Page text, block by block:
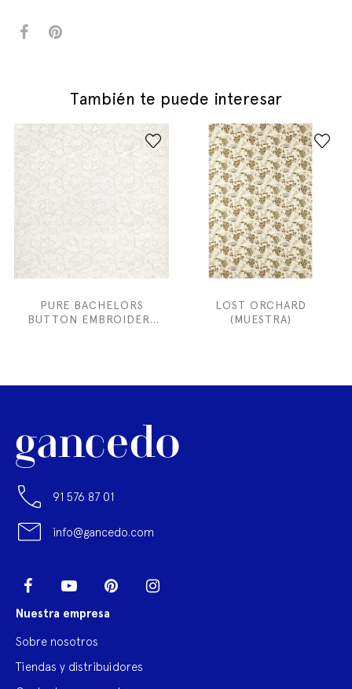
También te puede interesar
PURE BACHELORS
BUTTON EMBROIDERY
LOST ORCHARD
(MUESTRA)
91 576 87 01
info@gancedo.com
Facebook YouTube Pinterest
Nuestra empresa
Sobre nosotros
Tiendas y distribuidores